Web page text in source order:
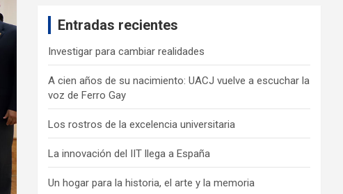
Entradas recientes
Investigar para cambiar realidades
A cien años de su nacimiento: UACJ vuelve a escuchar la
voz de Ferro Gay
Los rostros de la excelencia universitaria
La innovación del IIT llega a España
Un hogar para la historia, el arte y la memoria